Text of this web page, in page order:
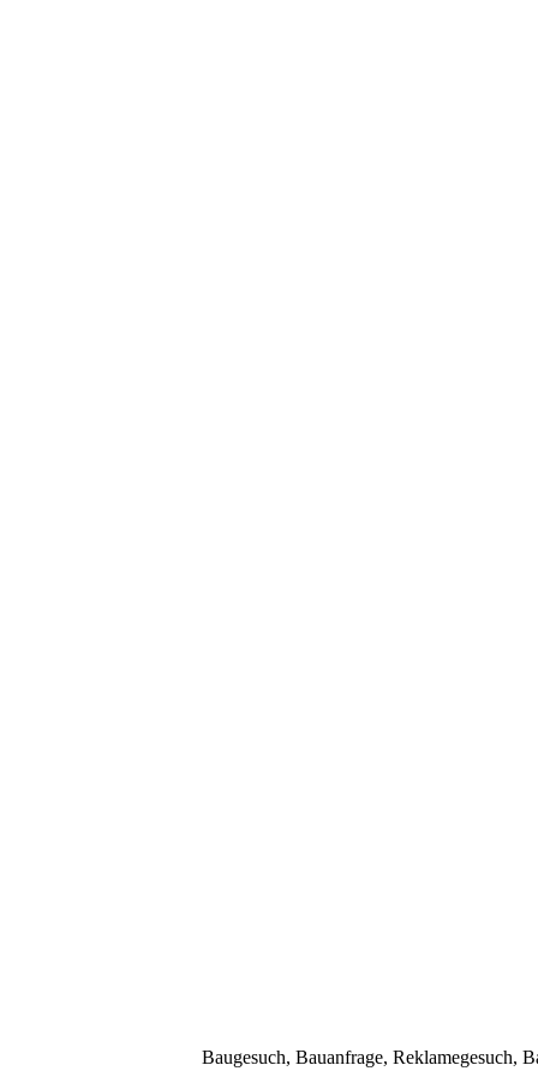
Baugesuch, Bauanfrage, Reklamegesuch,